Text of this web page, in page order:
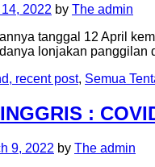
2022 by The admin
tanggal 12 April
lonjakan
recent post, Semua
:
9, 2022 by The admin